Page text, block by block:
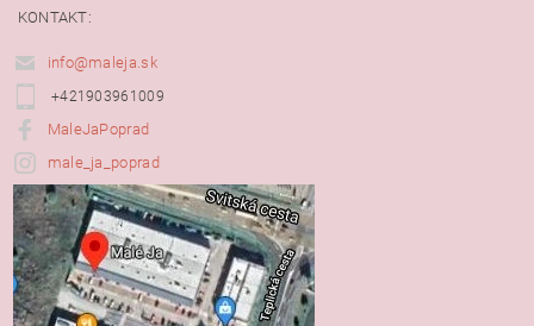
KONTAKT:
info@maleja.sk
+421903961009
MaleJaPoprad
male_ja_poprad